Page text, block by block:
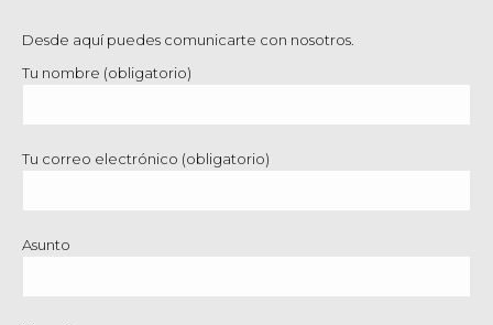
Desde aquí puedes comunicarte con nosotros.
Tu nombre (obligatorio)
Tu correo electrónico (obligatorio)
Asunto